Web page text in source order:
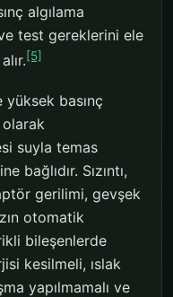
algılama
test gereklerini ele
[5]
basınç
suyla temas
bağlıdır. Sızıntı,
gerilimi, gevşek
otomatik
bileşenlerde
kesilmeli, ıslak
yapılmamalı ve